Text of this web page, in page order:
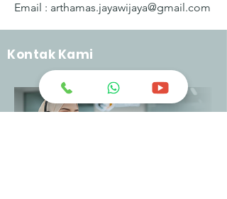
Email : arthamas.jayawijaya@gmail.com
Kontak Kami